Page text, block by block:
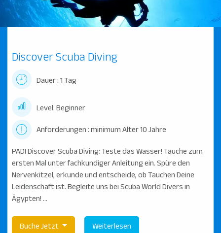
Discover Scuba Diving
Dauer : 1 Tag
Level: Beginner
Anforderungen : minimum Alter 10 Jahre
PADI Discover Scuba Diving: Teste das Wasser! Tauche zum
ersten Mal unter fachkundiger Anleitung ein. Spüre den
Nervenkitzel, erkunde und entscheide, ob Tauchen Deine
Leidenschaft ist. Begleite uns bei Scuba World Divers in
Ägypten! ...
Buche Jetzt Weiterlesen